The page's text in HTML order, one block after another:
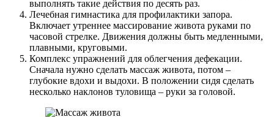
Контакты
выполнять такие действия по десять раз.
Лечебная гимнастика для профилактики запора.
Включает утреннее массирование живота руками по
часовой стрелке. Движения должны быть медленными,
плавными, круговыми.
Комплекс упражнений для облегчения дефекации.
Сначала нужно сделать массаж живота, потом –
глубокие вдохи и выдохи. В положении сидя сделать
несколько наклонов туловища – руки за головой.